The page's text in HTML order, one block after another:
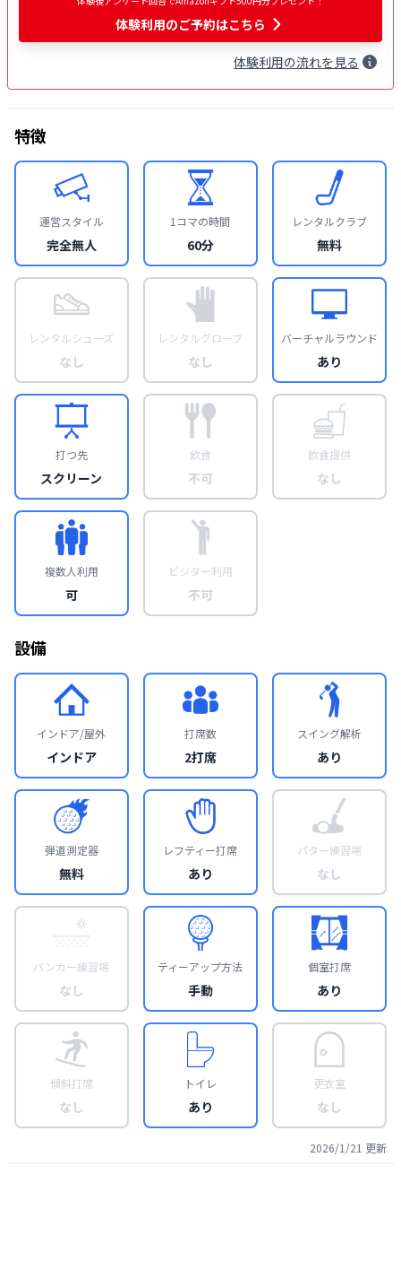
体験利用のご予約はこちら
体験利用の流れを見る
特徴
運営スタイル
完全無人
1コマの時間
60分
レンタルクラブ
無料
レンタルシューズ
なし
レンタルグローブ
なし
バーチャルラウンド
あり
打つ先
スクリーン
飲食
不可
飲食提供
なし
複数人利用
可
ビジター利用
不可
設備
インドア/屋外
インドア
打席数
2打席
スイング解析
あり
弾道測定器
無料
レフティー打席
あり
パター練習場
なし
バンカー練習場
なし
ティーアップ方法
手動
個室打席
あり
傾斜打席
なし
トイレ
あり
更衣室
なし
2026/1/21 更新